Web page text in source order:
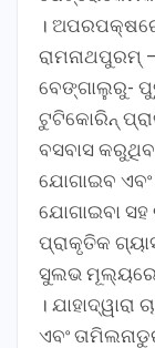
।
ବେଙ୍ଗାଲୁରୁ-
ଟୁଟିକୋରିନ୍
ବସବାସ
ଯୋଗାଇବ
ଯୋଗାଇବା
ପ୍ରାକୃତିକ
ସୁଲଭ ମୂଲ୍ୟରେ
।
ଏବଂ